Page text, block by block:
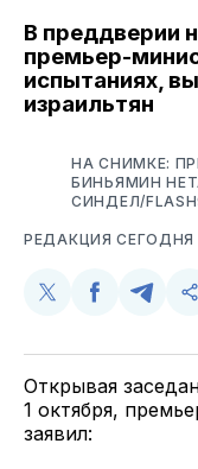
В преддверии
премьер-
испытаниях,
израильтян
НА СНИМКЕ:
БИНЬЯМИН
СИНДЕЛ/
РЕДАКЦИЯ СЕГОДНЯ
Поделиться
Twitter
Поделиться
Facebook
Открывая
1 октября,
заявил: